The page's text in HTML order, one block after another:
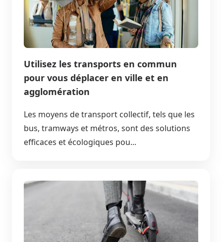
Utilisez les transports en commun
pour vous déplacer en ville et en
agglomération
Les moyens de transport collectif, tels que les
bus, tramways et métros, sont des solutions
efficaces et écologiques pou...